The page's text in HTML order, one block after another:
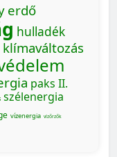
erdő
hulladék
klímaváltozás
paks II.
szélenergia
vízenergia vízőrzők